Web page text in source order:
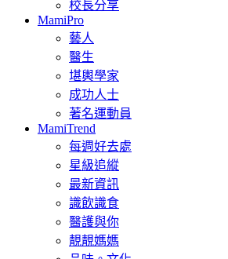
校長分享
MamiPro
藝人
醫生
堪輿學家
成功人士
著名運動員
MamiTrend
每週好去處
星級追縱
最新資訊
識飲識食
醫護與你
靚靚媽媽